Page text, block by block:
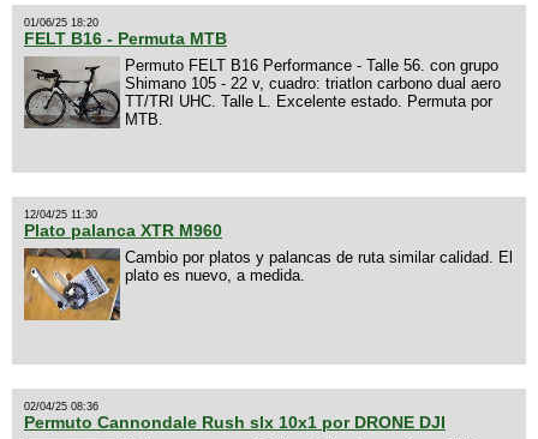
01/06/25 18:20
FELT B16 - Permuta MTB
Permuto FELT B16 Performance - Talle 56. con grupo
Shimano 105 - 22 v, cuadro: triatlon carbono dual aero
TT/TRI UHC. Talle L. Excelente estado. Permuta por
MTB.
12/04/25 11:30
Plato palanca XTR M960
Cambio por platos y palancas de ruta similar calidad. El
plato es nuevo, a medida.
02/04/25 08:36
Permuto Cannondale Rush slx 10x1 por DRONE DJI